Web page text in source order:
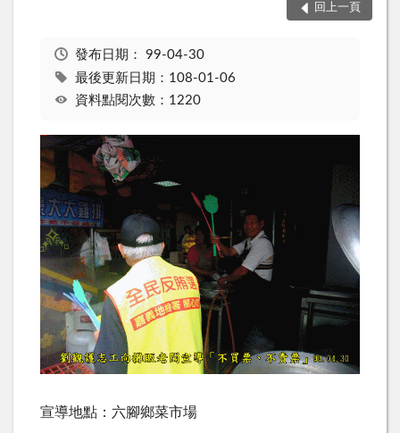
回上一頁
發布日期： 99-04-30
最後更新日期：108-01-06
資料點閱次數：1220
宣導地點：六腳鄉菜市場